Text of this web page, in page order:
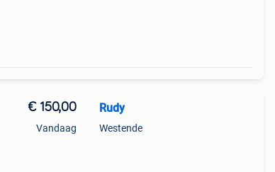
€ 150,00
Vandaag
Rudy
Westende